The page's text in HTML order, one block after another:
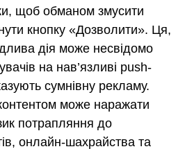
щоб обманом змусити
кнопку «Дозволити». Ця,
дія може несвідомо
на нав’язливі push-
сумнівну рекламу.
може наражати
потрапляння до
онлайн-шахрайства та